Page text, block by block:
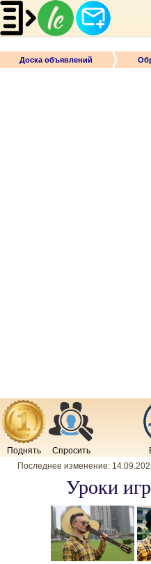
Доска объявлений
Поднять Спросить
Последнее изменение:
Уроки